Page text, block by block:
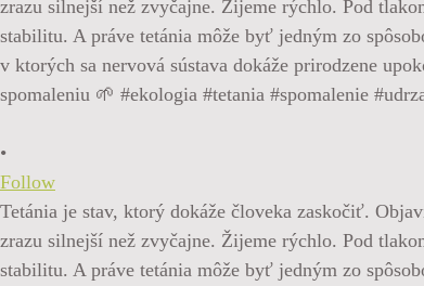
•
Follow
Tetánia je stav, ktorý dokáže človeka zaskočiť.
zrazu silnejší než zvyčajne. Žijeme rýchlo. Pod
stabilitu. A práve tetánia môže byť jedným zo